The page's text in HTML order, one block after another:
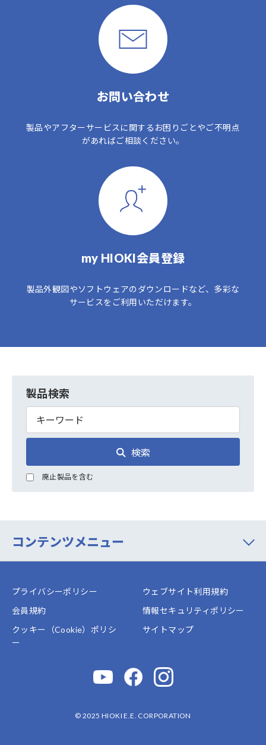
お問い合わせ
製品やアフターサービスに関するお困りごとやご不明点
があればご相談ください。
my HIOKI会員登録
製品外観図やソフトウェアのダウンロードなど、多彩な
サービスをご利用いただけます。
製品検索
検索
廃止製品を含む
コンテンツメニュー
プライバシーポリシー
ウェブサイト利用規約
会員規約
情報セキュリティポリシー
クッキー（Cookie）ポリシ
ー
サイトマップ
© 2025 HIOKI E.E. CORPORATION